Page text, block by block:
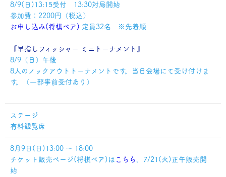
8/9(日)13:15受付 13:30対局開始
参加費：2200円（税込）
お申し込み(将棋ベア) 定員32名 ※先着順
『早指しフィッシャー ミニトーナメント』
8/9（日）午後
8人のノックアウトトーナメントです。当日会場にて受け付けま
す。（一部事前受付あり）
ステージ
有料観覧席
8月9日(日)13:00 ～ 18:00
チケット販売ページ(将棋ベア)は こちら
。7/21(火)正午販売開
始